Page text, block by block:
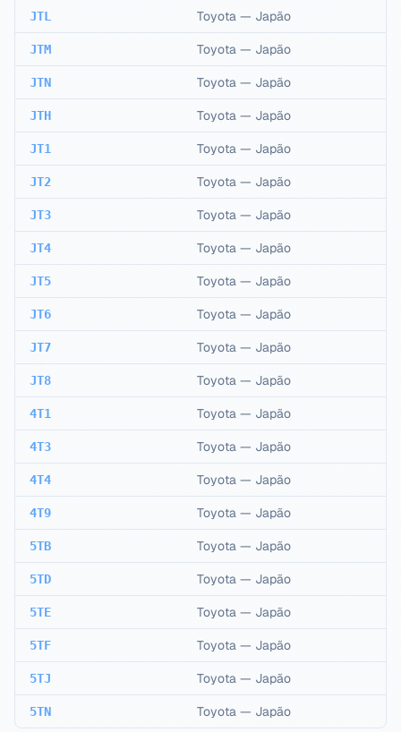
JTL Toyota — Japão
JTM Toyota — Japão
JTN Toyota — Japão
JTH Toyota — Japão
JT1 Toyota — Japão
JT2 Toyota — Japão
JT3 Toyota — Japão
JT4 Toyota — Japão
JT5 Toyota — Japão
JT6 Toyota — Japão
JT7 Toyota — Japão
JT8 Toyota — Japão
4T1 Toyota — Japão
4T3 Toyota — Japão
4T4 Toyota — Japão
4T9 Toyota — Japão
5TB Toyota — Japão
5TD Toyota — Japão
5TE Toyota — Japão
5TF Toyota — Japão
5TJ Toyota — Japão
5TN Toyota — Japão